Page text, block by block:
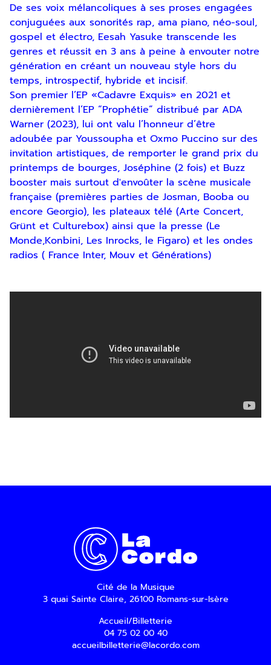
De ses voix mélancoliques à ses proses engagées
conjuguées aux sonorités rap, ama piano, néo-soul,
gospel et électro, Eesah Yasuke transcende les
genres et réussit en 3 ans à peine à envouter notre
génération en créant un nouveau style hors du
temps, introspectif, hybride et incisif.
Son premier l’EP «Cadavre Exquis» en 2021 et
dernièrement l’EP “Prophétie” distribué par ADA
Warner (2023), lui ont valu l’honneur d’être
adoubée par Youssoupha et Oxmo Puccino sur des
invitation artistiques, de remporter le grand prix du
printemps de bourges, Joséphine (2 fois) et Buzz
booster mais surtout d'envoûter la scène musicale
française (premières parties de Josman, Booba ou
encore Georgio), les plateaux télé (Arte Concert,
Grünt et Culturebox) ainsi que la presse (Le
Monde,Konbini, Les Inrocks, le Figaro) et les ondes
radios ( France Inter, Mouv et Générations)
Cité de la Musique
3 quai Sainte Claire, 26100 Romans-sur-Isère
Accueil/Billetterie
04 75 02 00 40
accueilbilletterie@lacordo.com
Inscription
Newsletter
En indiquant votre adresse email, vous
consentez à recevoir notre lettre
contactant. Pour en savoir plus, consultez